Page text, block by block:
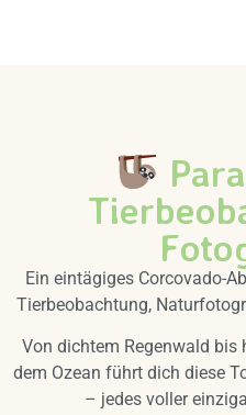
Ein eintägiges Corcovado-
Tierbeobachtung,
Von dichtem Regenwald bis
dem Ozean führt dich diese
– jedes voller